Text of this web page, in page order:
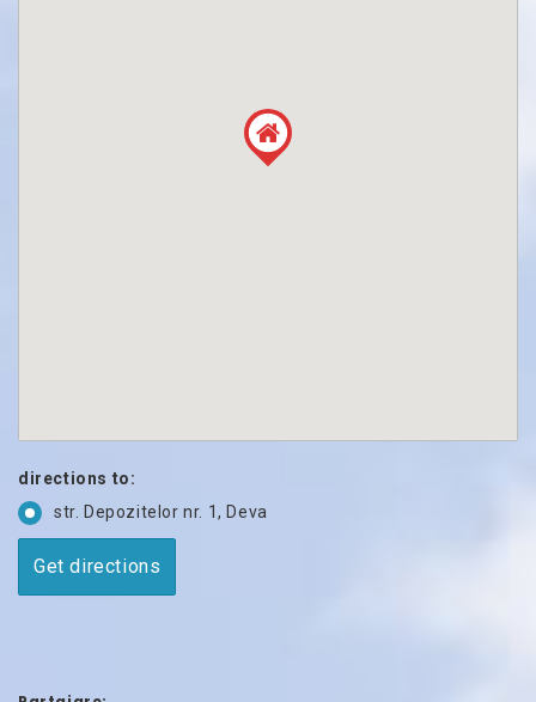
directions to:
str. Depozitelor nr. 1, Deva